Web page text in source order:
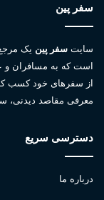
سفر پین
سایت سفر پین یک
است که به مسافران و
از سفرهای خود کسب
معرفی مقاصد دیدنی،
دسترسی سریع
درباره ما